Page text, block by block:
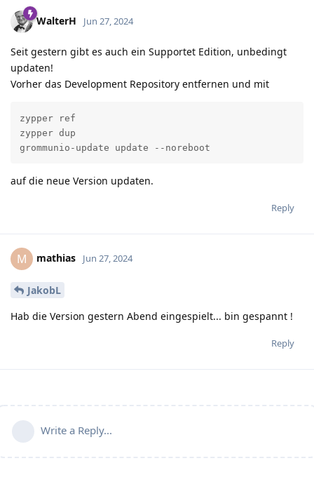
WalterH Jun 27, 2024
Seit gestern gibt es auch ein Supportet Edition, unbedingt
updaten!
Vorher das Development Repository entfernen und mit
zypper ref
zypper dup
grommunio-update update --noreboot
auf die neue Version updaten.
Reply
M mathias Jun 27, 2024
JakobL
Hab die Version gestern Abend eingespielt... bin gespannt !
Reply
Write a Reply...